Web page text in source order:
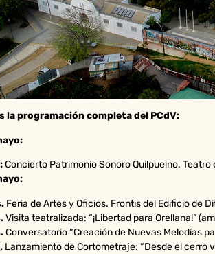
la programación completa del PCdV:
Concierto Patrimonio Sonoro Quilpueino.
Feria de Artes y Oficios. Frontis del Edificio de
Visita teatralizada: “¡Libertad para Orellana!”
Conversatorio “Creación de Nuevas Melodías
Lanzamiento de Cortometraje: “Desde el cerro